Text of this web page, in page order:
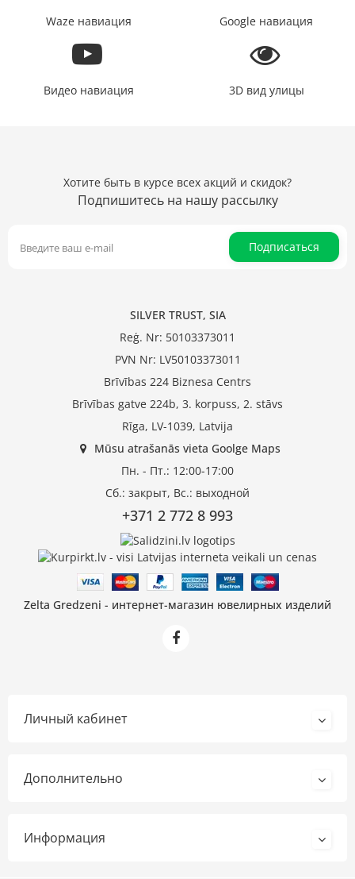
Waze навиация Google навиация
Видео навиация 3D вид улицы
Хотите быть в курсе всех акций и скидок?
Подпишитесь на нашу рассылку
Подписаться
SILVER TRUST, SIA
Reģ. Nr: 50103373011
PVN Nr: LV50103373011
Brīvības 224 Biznesa Centrs
Brīvības gatve 224b, 3. korpuss, 2. stāvs
Rīga, LV-1039, Latvija
Mūsu atrašanās vieta Goolge Maps
Пн. - Пт.: 12:00-17:00
Сб.: закрыт, Вс.: выходной
+371 2 772 8 993
Zelta Gredzeni - интернет-магазин ювелирных изделий
Личный кабинет
Дополнительно
Информация